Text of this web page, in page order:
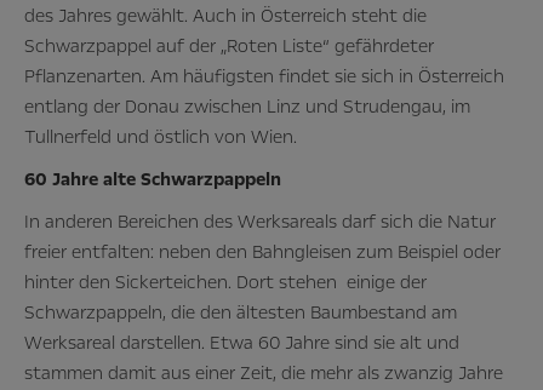
des Jahres gewählt. Auch in Österreich steht die
Schwarzpappel auf der „Roten Liste“ gefährdeter
Pflanzenarten. Am häufigsten findet sie sich in Österreich
entlang der Donau zwischen Linz und Strudengau, im
Tullnerfeld und östlich von Wien.
60 Jahre alte Schwarzpappeln
In anderen Bereichen des Werksareals darf sich die Natur
freier entfalten: neben den Bahngleisen zum Beispiel oder
hinter den Sickerteichen. Dort stehen einige der
Schwarzpappeln, die den ältesten Baumbestand am
Werksareal darstellen. Etwa 60 Jahre sind sie alt und
stammen damit aus einer Zeit, die mehr als zwanzig Jahre